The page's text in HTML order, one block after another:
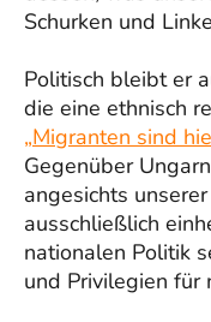
Schurken und
Politisch bleibt er
die eine ethnisch
„Migranten sind
Gegenüber Ungarn
angesichts
ausschließlich
nationalen Politik
und Privilegien für